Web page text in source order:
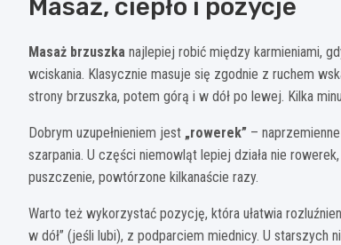
Masaż, ciepło i pozycje
Masaż brzuszka najlepiej robić między karmieniami,
wciskania. Klasycznie masuje się zgodnie z ruchem
strony brzuszka, potem górą i w dół po lewej. Kilka
Dobrym uzupełnieniem jest „rowerek” –
szarpania. U części niemowląt lepiej działa nie
puszczenie, powtórzone kilkanaście razy.
Warto też wykorzystać pozycję, która ułatwia
w dół” (jeśli lubi), z podparciem miednicy. U